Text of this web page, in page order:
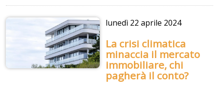
lunedì 22 aprile 2024
La crisi climatica
minaccia il mercato
immobiliare, chi
pagherà il conto?